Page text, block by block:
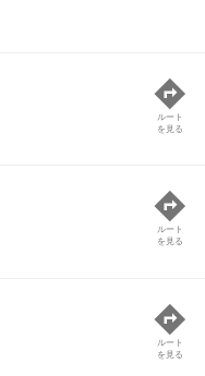
ルート
を見る
ルート
を見る
ルート
を見る